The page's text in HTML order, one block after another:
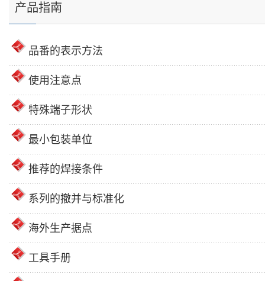
产品指南
品番的表示方法
使用注意点
特殊端子形状
最小包装单位
推荐的焊接条件
系列的撤并与标准化
海外生产据点
工具手册